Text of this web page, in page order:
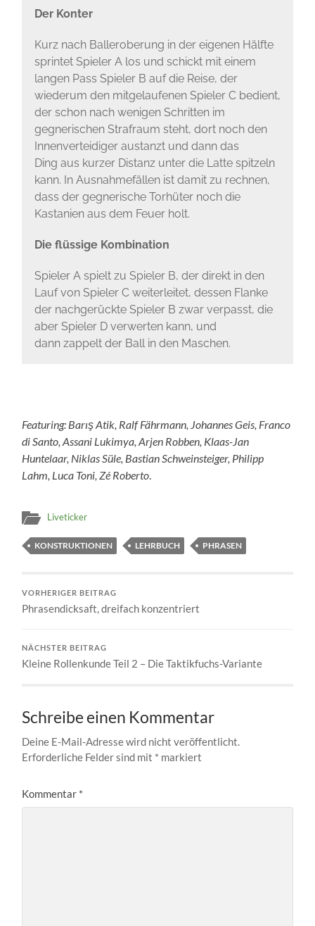
Der Konter
Kurz nach Balleroberung in der eigenen Hälfte
sprintet Spieler A los und schickt mit einem
langen Pass Spieler B auf die Reise, der
wiederum den mitgelaufenen Spieler C bedient,
der schon nach wenigen Schritten im
gegnerischen Strafraum steht, dort noch den
Innenverteidiger austanzt und dann das
Ding aus kurzer Distanz unter die Latte spitzeln
kann. In Ausnahmefällen ist damit zu rechnen,
dass der gegnerische Torhüter noch die
Kastanien aus dem Feuer holt.
Die flüssige Kombination
Spieler A spielt zu Spieler B, der direkt in den
Lauf von Spieler C weiterleitet, dessen Flanke
der nachgerückte Spieler B zwar verpasst, die
aber Spieler D verwerten kann, und
dann zappelt der Ball in den Maschen.
Featuring: Barış Atik, Ralf Fährmann, Johannes Geis, Franco
di Santo, Assani Lukimya, Arjen Robben, Klaas-Jan
Huntelaar, Niklas Süle, Bastian Schweinsteiger, Philipp
Lahm, Luca Toni, Zé Roberto.
Liveticker
KONSTRUKTIONEN LEHRBUCH PHRASEN
VORHERIGER BEITRAG
Phrasendicksaft, dreifach konzentriert
NÄCHSTER BEITRAG
Kleine Rollenkunde Teil 2 – Die Taktikfuchs-Variante
Schreibe einen Kommentar
Deine E-Mail-Adresse wird nicht veröffentlicht.
Erforderliche Felder sind mit * markiert
Kommentar *